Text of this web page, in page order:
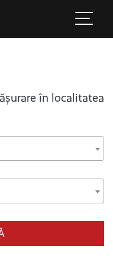
în localitatea